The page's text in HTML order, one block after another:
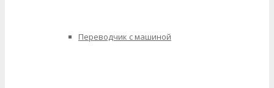
Переводчик с машиной